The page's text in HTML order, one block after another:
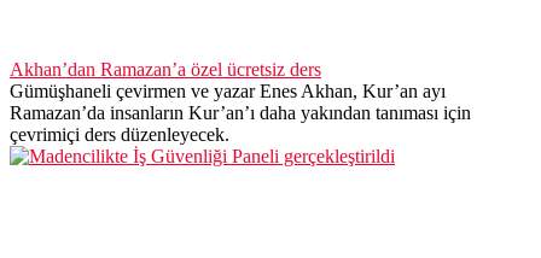
Akhan’dan Ramazan’a özel ücretsiz ders
Gümüşhaneli çevirmen ve yazar Enes Akhan, Kur’an ayı
Ramazan’da insanların Kur’an’ı daha yakından tanıması için
çevrimiçi ders düzenleyecek.